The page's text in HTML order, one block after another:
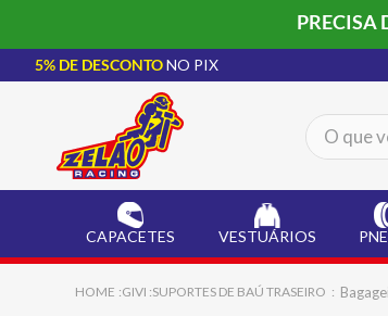
PRECISA
5% DE DESCONTONO PIX
O que
CAPACETES VESTUÁRIOS
GIVI SUPORTES DE BAÚ TRASEIRO
CAPACETE LS2
2º BOTA
3º JAQUETA